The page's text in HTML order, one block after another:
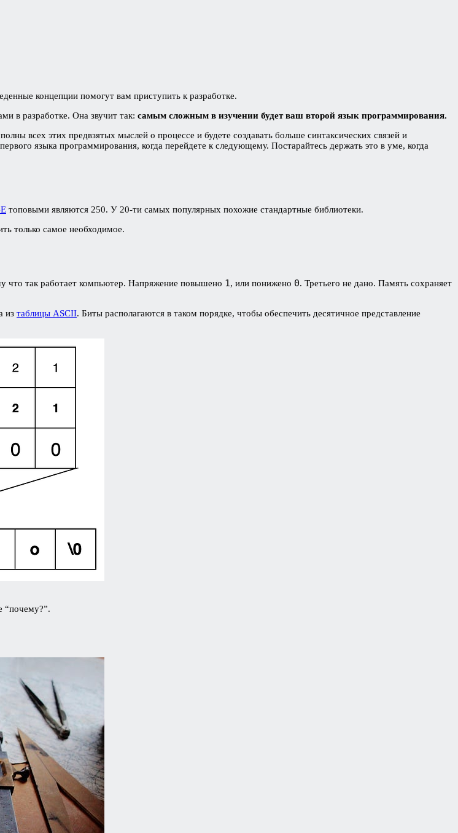
концепции помогут вам приступить к разработке.
в разработке. Она звучит так: самым сложным в изучении будет ваш второй язык программирования.
всех этих предвзятых мыслей о процессе и будете создавать больше синтаксических связей и
языка программирования, когда перейдете к следующему. Постарайтесь держать это в уме, когда
топовыми являются 250. У 20-ти самых популярных похожие стандартные библиотеки.
только самое необходимое.
что так работает компьютер. Напряжение повышено 1, или понижено 0. Третьего не дано. Память сохраняет
из таблицы ASCII. Биты располагаются в таком порядке, чтобы обеспечить десятичное представление
“почему?”.